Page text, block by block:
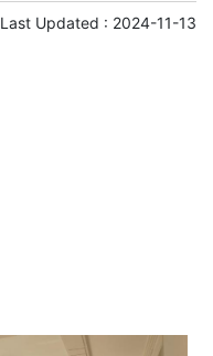
Last Updated : 2024-11-13